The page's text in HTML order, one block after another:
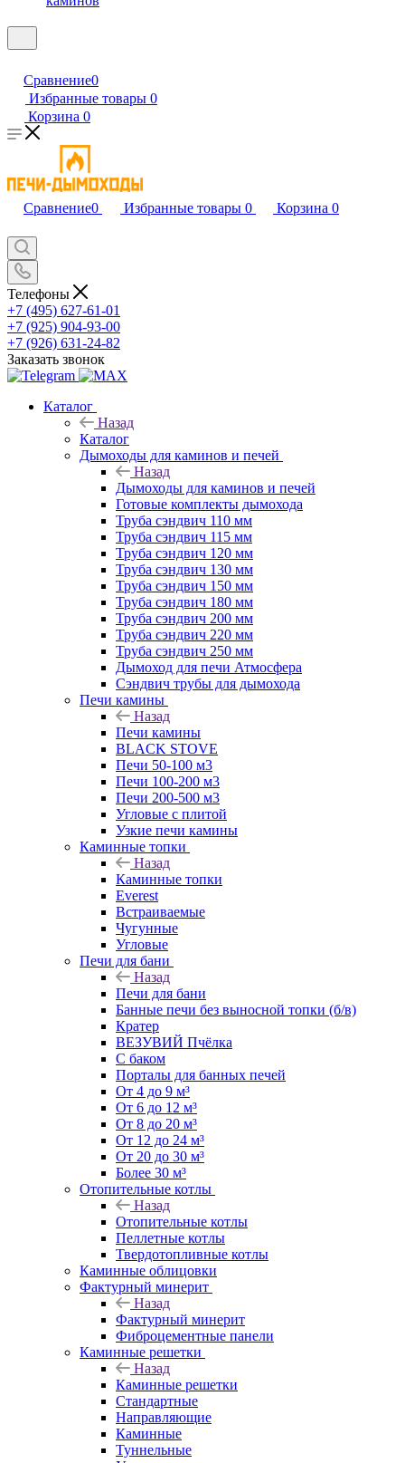
Сравнение0
Избранные товары 0
Корзина 0
Сравнение0 Избранные товары 0 Корзина 0
Телефоны
+7 (495) 627-61-01
+7 (925) 904-93-00
+7 (926) 631-24-82
Заказать звонок
Каталог
Назад
Каталог
Дымоходы для каминов и печей
Назад
Дымоходы для каминов и печей
Готовые комплекты дымохода
Труба сэндвич 110 мм
Труба сэндвич 115 мм
Труба сэндвич 120 мм
Труба сэндвич 130 мм
Труба сэндвич 150 мм
Труба сэндвич 180 мм
Труба сэндвич 200 мм
Труба сэндвич 220 мм
Труба сэндвич 250 мм
Дымоход для печи Атмосфера
Сэндвич трубы для дымохода
Печи камины
Назад
Печи камины
BLACK STOVE
Печи 50-100 м3
Печи 100-200 м3
Печи 200-500 м3
Угловые с плитой
Узкие печи камины
Каминные топки
Назад
Каминные топки
Everest
Встраиваемые
Чугунные
Угловые
Печи для бани
Назад
Печи для бани
Банные печи без выносной топки (б/в)
Кратер
ВЕЗУВИЙ Пчёлка
С баком
Порталы для банных печей
От 4 до 9 м³
От 6 до 12 м³
От 8 до 20 м³
От 12 до 24 м³
От 20 до 30 м³
Более 30 м³
Отопительные котлы
Назад
Отопительные котлы
Пеллетные котлы
Твердотопливные котлы
Каминные облицовки
Фактурный минерит
Назад
Фактурный минерит
Фиброцементные панели
Каминные решетки
Назад
Каминные решетки
Стандартные
Направляющие
Каминные
Туннельные